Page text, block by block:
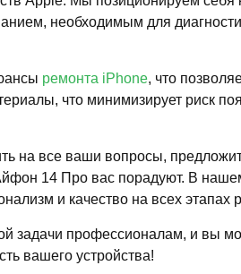
необходимым для
ремонта iPhone, что
что минимизирует риск
на все ваши вопросы,
14 Про вас порадуют. В
и качество на всех этапах
задачи профессионалам, и вы
вашего устройства!